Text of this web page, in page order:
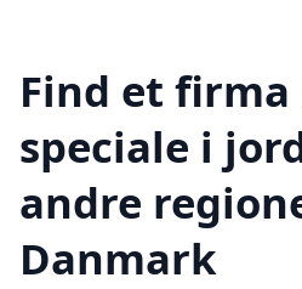
Find et firma
speciale i
andre
Danmark